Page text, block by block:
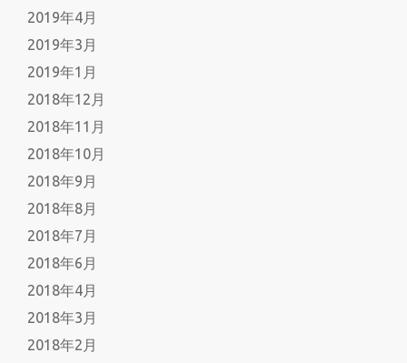
2019年4月
2019年3月
2019年1月
2018年12月
2018年11月
2018年10月
2018年9月
2018年8月
2018年7月
2018年6月
2018年4月
2018年3月
2018年2月